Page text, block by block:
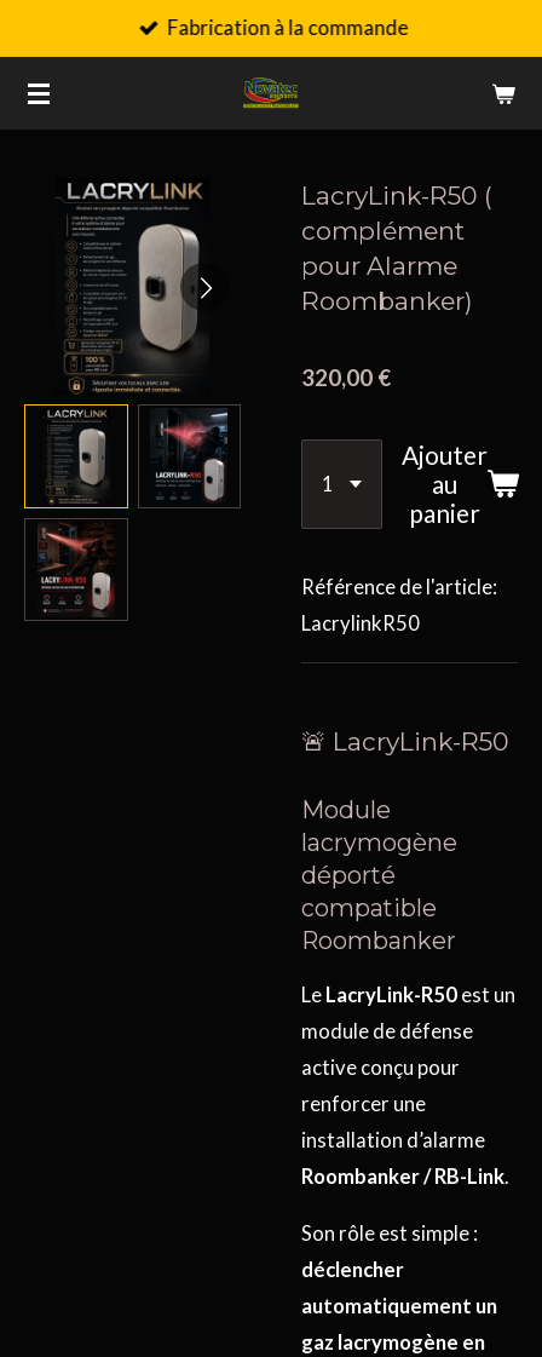
au
contenu
principal
Fabrication à la commande
LacryLink-R50 (
complément
pour Alarme
Roombanker)
320,00 €
Ajouter
au
panier
Référence de l'article:
LacrylinkR50
🚨 LacryLink-R50
Module
lacrymogène
déporté
compatible
Roombanker
Le LacryLink-R50 est un
module de défense
active conçu pour
renforcer une
installation d’alarme
Roombanker / RB-Link.
Son rôle est simple :
déclencher
automatiquement un
gaz lacrymogène en